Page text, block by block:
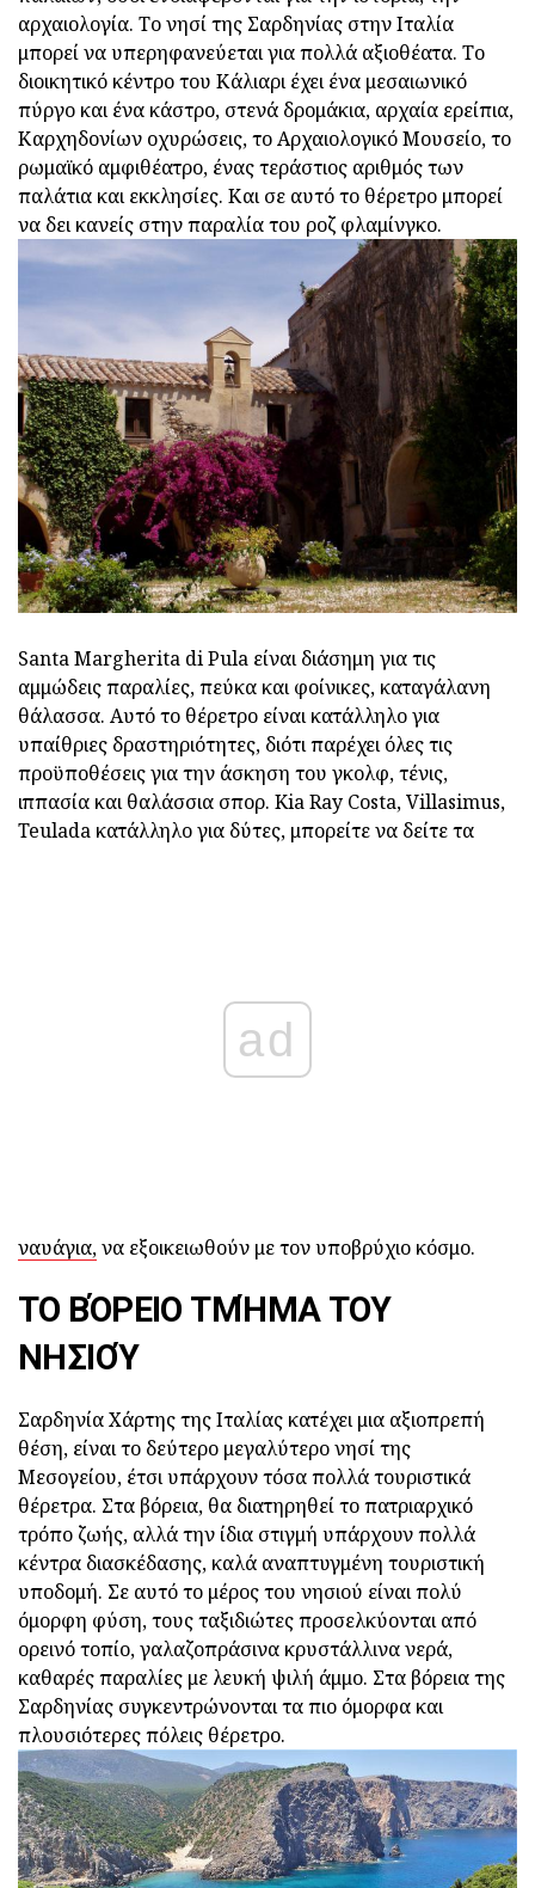
αρχαιολογία. Το νησί της Σαρδηνίας στην Ιταλία
μπορεί να υπερηφανεύεται για πολλά αξιοθέατα. Το
διοικητικό κέντρο του Κάλιαρι έχει ένα μεσαιωνικό
πύργο και ένα κάστρο, στενά δρομάκια, αρχαία ερείπια,
Καρχηδονίων οχυρώσεις, το Αρχαιολογικό Μουσείο, το
ρωμαϊκό αμφιθέατρο, ένας τεράστιος αριθμός των
παλάτια και εκκλησίες. Και σε αυτό το θέρετρο μπορεί
να δει κανείς στην παραλία του ροζ φλαμίνγκο.
Santa Margherita di Pula είναι διάσημη για τις
αμμώδεις παραλίες, πεύκα και φοίνικες, καταγάλανη
θάλασσα. Αυτό το θέρετρο είναι κατάλληλο για
υπαίθριες δραστηριότητες, διότι παρέχει όλες τις
προϋποθέσεις για την άσκηση του γκολφ, τένις,
ιππασία και θαλάσσια σπορ. Kia Ray Costa, Villasimus,
Teulada κατάλληλο για δύτες, μπορείτε να δείτε τα
ad
ναυάγια,να εξοικειωθούν με τον υποβρύχιο κόσμο.
ΤΟ ΒΌΡΕΙΟ ΤΜΉΜΑ ΤΟΥ
ΝΗΣΙΟΎ
Σαρδηνία Χάρτης της Ιταλίας κατέχει μια αξιοπρεπή
θέση, είναι το δεύτερο μεγαλύτερο νησί της
Μεσογείου, έτσι υπάρχουν τόσα πολλά τουριστικά
θέρετρα. Στα βόρεια, θα διατηρηθεί το πατριαρχικό
τρόπο ζωής, αλλά την ίδια στιγμή υπάρχουν πολλά
κέντρα διασκέδασης, καλά αναπτυγμένη τουριστική
υποδομή. Σε αυτό το μέρος του νησιού είναι πολύ
όμορφη φύση, τους ταξιδιώτες προσελκύονται από
ορεινό τοπίο, γαλαζοπράσινα κρυστάλλινα νερά,
καθαρές παραλίες με λευκή ψιλή άμμο. Στα βόρεια της
Σαρδηνίας συγκεντρώνονται τα πιο όμορφα και
πλουσιότερες πόλεις θέρετρο.